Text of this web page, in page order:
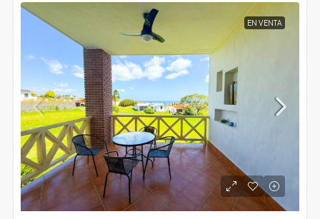
EN VENTA